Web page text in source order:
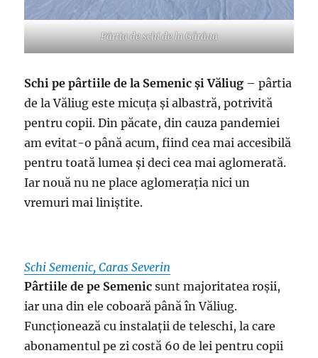
Pârtia de schi de la Gărâna
Schi pe pârtiile de la Semenic și Văliug – pârtia
de la Văliug este micuța și albastră, potrivită
pentru copii. Din păcate, din cauza pandemiei
am evitat-o până acum, fiind cea mai accesibilă
pentru toată lumea și deci cea mai aglomerată.
Iar nouă nu ne place aglomerația nici un
vremuri mai liniștite.
Schi Semenic, Caras Severin
Pârtiile de pe Semenic sunt majoritatea roșii,
iar una din ele coboară până în Văliug.
Funcționează cu instalații de teleschi, la care
abonamentul pe zi costă 60 de lei pentru copii